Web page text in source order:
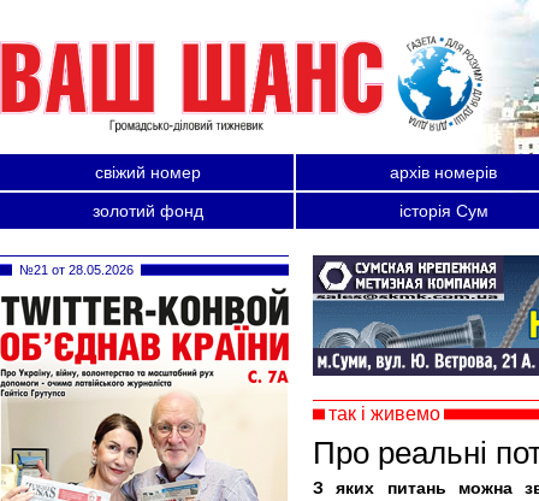
свіжий номер
архів номерів
золотий фонд
історія Сум
так і живемо
Про реальні
З яких питань можна
№21 от 28.05.2026